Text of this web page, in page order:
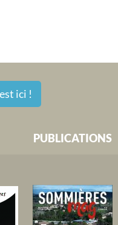
ici !
PUBLICATIONS